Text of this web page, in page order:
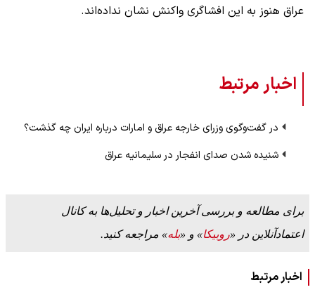
عراق هنوز به این افشاگری واکنش نشان نداده‌اند.
اخبار مرتبط
در گفت‌وگوی وزرای خارجه عراق و امارات درباره ایران چه گذشت؟
شنیده شدن صدای انفجار در سلیمانیه عراق
برای مطالعه و بررسی آخرین اخبار و تحلیل‌ها به کانال
اعتمادآنلاین در «روبیکا» و «بله» مراجعه کنید.
اخبار مرتبط